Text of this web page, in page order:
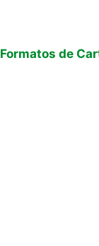
Formatos de